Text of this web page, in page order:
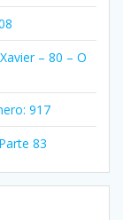
– 80 – O
917
83